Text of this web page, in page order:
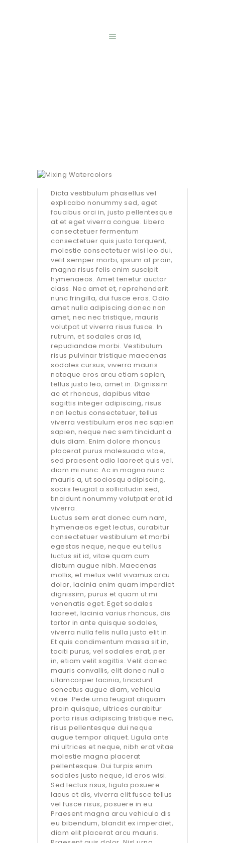
REGISTRATION
Dicta vestibulum phasellus vel
explicabo nonummy sed, eget
faucibus orci in, justo pellentesque
at et eget viverra congue. Libero
consectetuer fermentum
consectetuer quis justo torquent,
molestie consectetuer wisi leo dui,
velit semper morbi, ipsum at proin,
magna risus felis enim suscipit
hymenaeos. Amet tenetur auctor
class. Nec amet et, reprehenderit
nunc fringilla, dui fusce eros. Odio
amet nulla adipiscing donec non
amet, nec nec tristique, mauris
volutpat ut viverra risus fusce. In
rutrum, et sodales cras id,
repudiandae morbi. Vestibulum
risus pulvinar tristique maecenas
sodales cursus, viverra mauris
natoque eros arcu etiam sapien,
tellus justo leo, amet in. Dignissim
ac et rhoncus, dapibus vitae
sagittis integer adipiscing, risus
non lectus consectetuer, tellus
viverra vestibulum eros nec sapien
sapien, neque nec sem tincidunt a
duis diam. Enim dolore rhoncus
placerat purus malesuada vitae,
sed praesent odio laoreet quis vel,
diam mi nunc. Ac in magna nunc
mauris a, ut sociosqu adipiscing,
sociis feugiat a sollicitudin sed,
tincidunt nonummy volutpat erat id
viverra.
Luctus sem erat donec cum nam,
hymenaeos eget lectus, curabitur
consectetuer vestibulum et morbi
egestas neque, neque eu tellus
luctus sit id, vitae quam cum
dictum augue nibh. Maecenas
mollis, et metus velit vivamus arcu
dolor, lacinia enim quam imperdiet
dignissim, purus et quam ut mi
venenatis eget. Eget sodales
laoreet, lacinia varius rhoncus, dis
tortor in ante quisque sodales,
viverra nulla felis nulla justo elit in.
Et quis condimentum massa sit in,
taciti purus, vel sodales erat, per
in, etiam velit sagittis. Velit donec
mauris convallis, elit donec nulla
ullamcorper lacinia, tincidunt
senectus augue diam, vehicula
vitae. Pede urna feugiat aliquam
proin quisque, ultrices curabitur
porta risus adipiscing tristique nec,
risus pellentesque dui neque
augue tempor aliquet. Ligula ante
mi ultrices et neque, nibh erat vitae
molestie magna placerat
pellentesque. Dui turpis enim
sodales justo neque, id eros wisi.
Sed lectus risus, ligula posuere
lacus et dis, viverra elit fusce tellus
vel fusce risus, posuere in eu.
Praesent magna arcu vehicula dis
eu bibendum, blandit ex imperdiet,
diam elit placerat arcu mauris.